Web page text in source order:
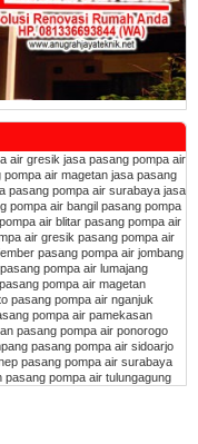
air gresik jasa pasang pompa air
pompa air magetan jasa pasang
pasang pompa air surabaya jasa
pompa air bangil pasang pompa
air blitar pasang pompa air
air gresik pasang pompa air
pasang pompa air jombang
pasang pompa air lumajang
pasang pompa air magetan
pasang pompa air nganjuk
pompa air pamekasan
pasang pompa air ponorogo
pasang pompa air sidoarjo
pasang pompa air surabaya
pasang pompa air tulungagung